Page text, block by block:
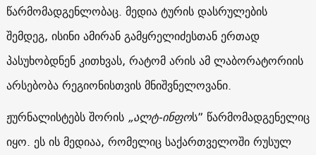
წარმომადგენლობაც. მედია ტურის დასრულების
შემდეგ, ისინი ამირან გამყრელიძესთან ერთად
პასუხობდნენ კითხვას, რატომ არის ამ ლაბორატორიის
არსებობა რეგიონისთვის მნიშვნელოვანი.
ჟურნალისტებს შორის„ალტ-ინფოს” წარმომადგენელიც
იყო. ეს ის მედიაა, რომელიც საქართველოში რუსულ